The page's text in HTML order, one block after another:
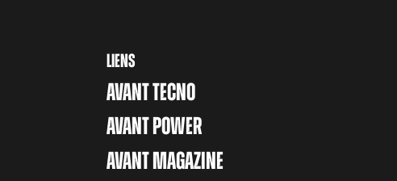
LIENS
AVANT TECNO
AVANT POWER
AVANT MAGAZINE